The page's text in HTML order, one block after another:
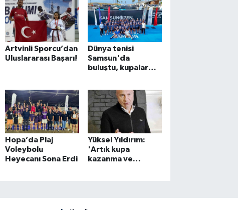
Artvinli Sporcu’dan
Uluslararası Başarı!
Dünya tenisi
Samsun'da
buluştu, kupalar
Hopa’da Plaj
Voleybolu
Heyecanı Sona Erdi
Yüksel Yıldırım:
'Artık kupa
kazanma ve